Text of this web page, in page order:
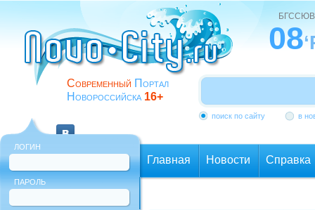
Современный Портал
Новороссийска 16+
08
поиск по сайту в
ЛОГИН
ПАРОЛЬ
Главная Новости Справка